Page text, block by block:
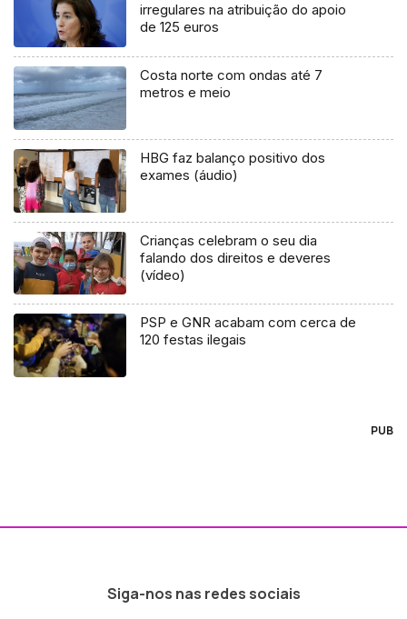
irregulares na atribuição do apoio
de 125 euros
Costa norte com ondas até 7
metros e meio
HBG faz balanço positivo dos
exames (áudio)
Crianças celebram o seu dia
falando dos direitos e deveres
(vídeo)
PSP e GNR acabam com cerca de
120 festas ilegais
PUB
Siga-nos nas redes sociais